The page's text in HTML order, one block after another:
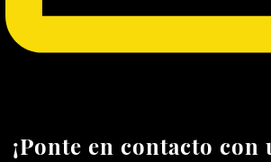
¡Ponte en contacto con